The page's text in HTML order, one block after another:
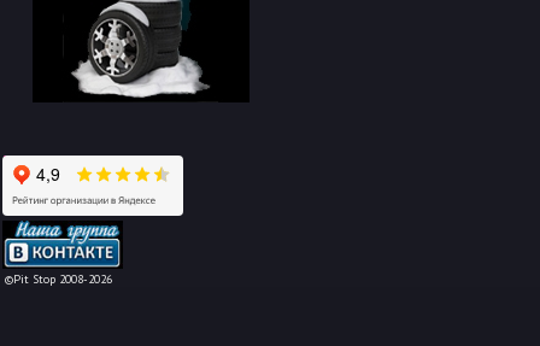
©Pit Stop 2008-2026
-->